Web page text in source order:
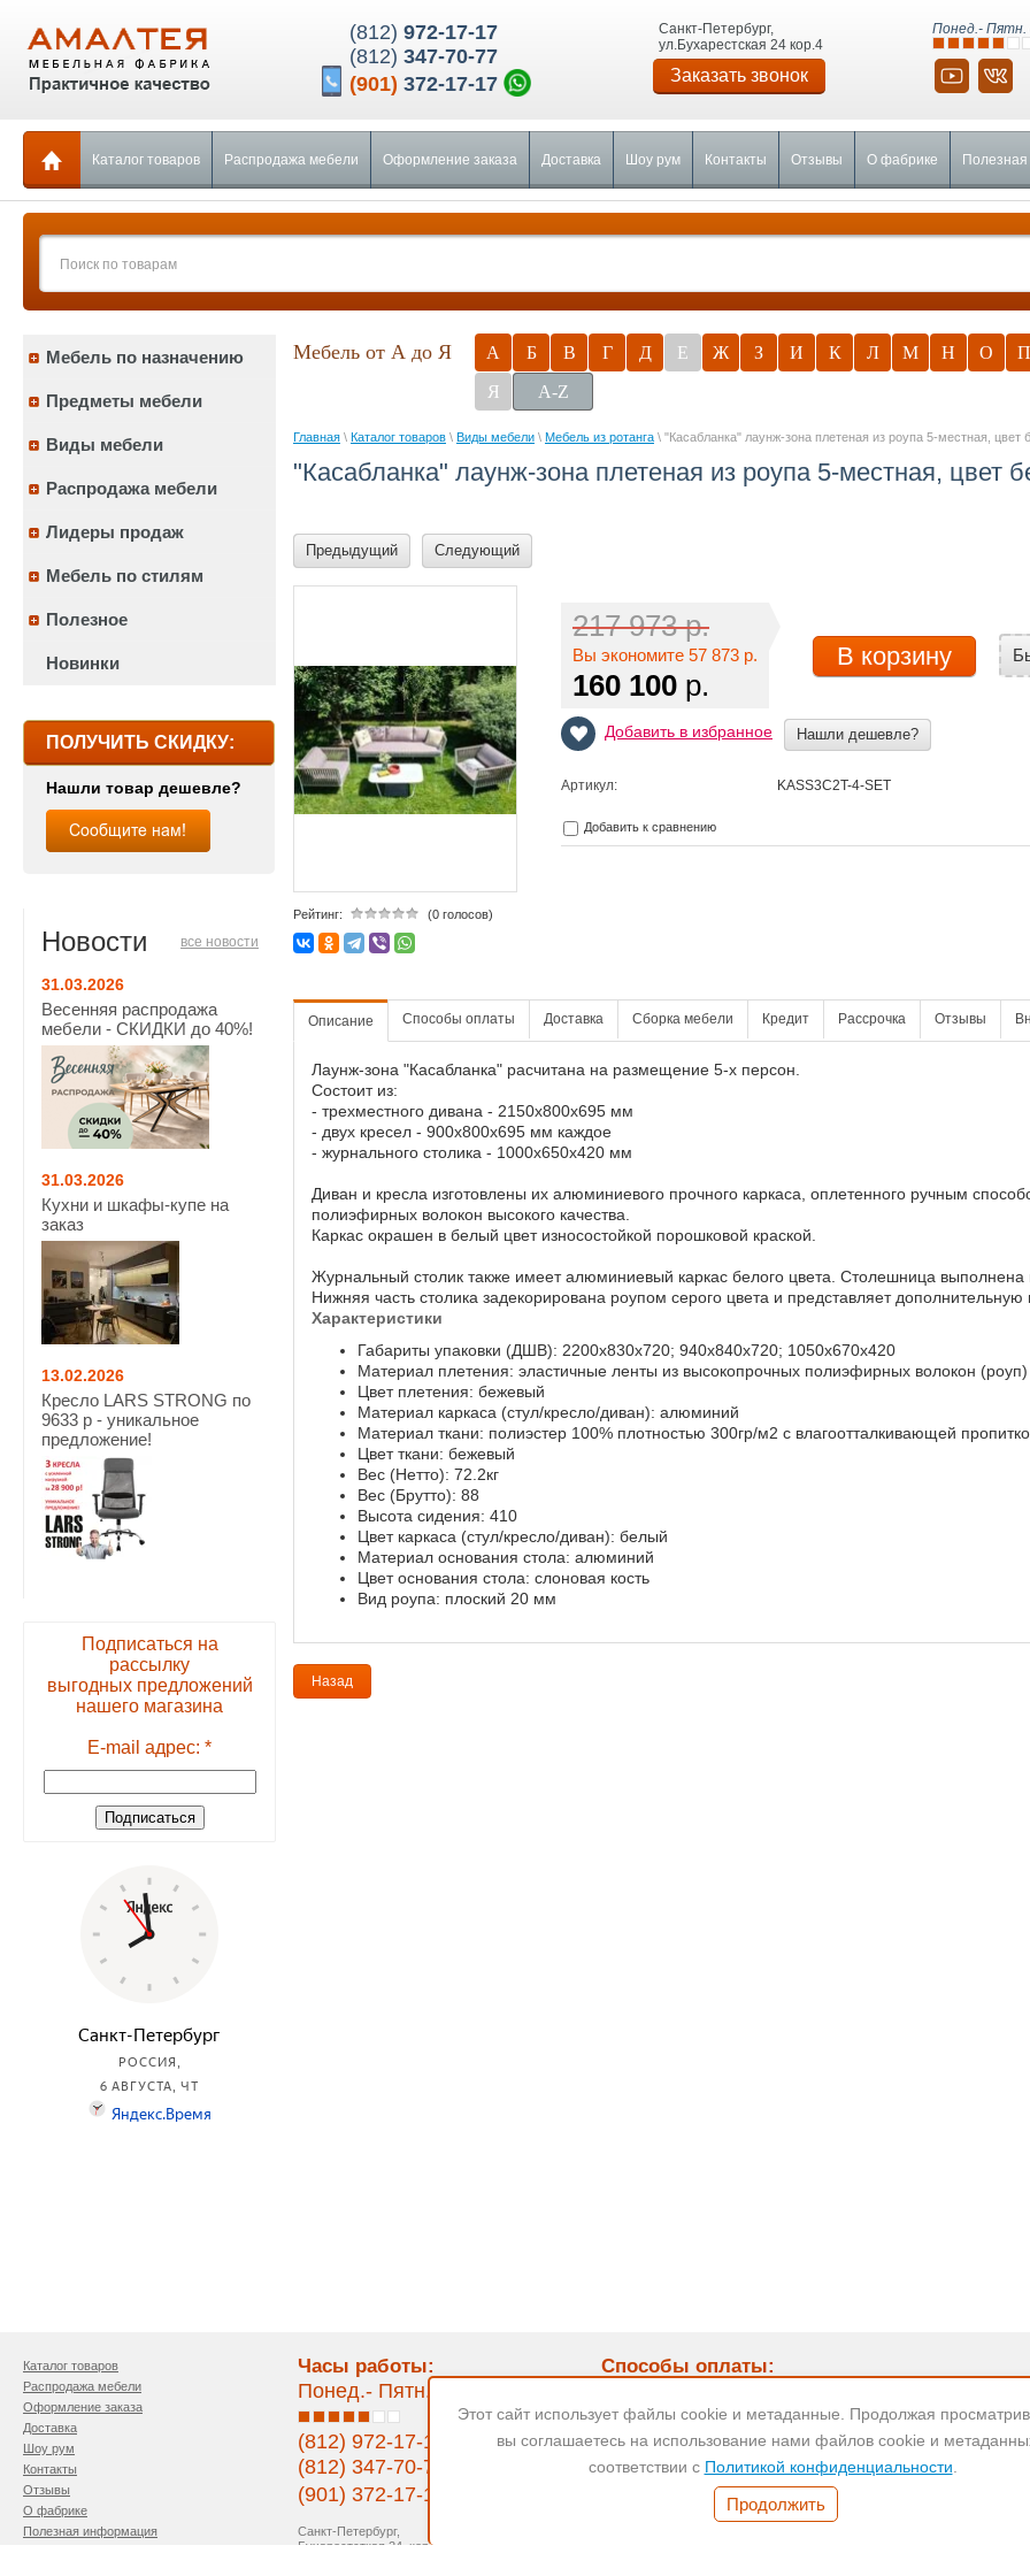
(812) 972-17-17
(812) 347-70-77
(901) 372-17-17
Санкт-Петербург,
ул.Бухарестская 24 кор.4
Заказать звонок
Понед.- Пятн.
Каталог товаров Распродажа мебели Оформление заказа Доставка Шоу рум Контакты Отзывы О фабрике
Мебель по назначению
Предметы мебели
Виды мебели
Распродажа мебели
Лидеры продаж
Мебель по стилям
Полезное
Новинки
ПОЛУЧИТЬ СКИДКУ:
Нашли товар дешевле?
Новости все новости
31.03.2026
Весенняя распродажа
мебели - СКИДКИ до 40%!
31.03.2026
Кухни и шкафы-купе на
заказ
13.02.2026
Кресло LARS STRONG по
9633 р - уникальное
предложение!
Подписаться на
рассылку
выгодных предложений
нашего магазина
E-mail адрес: *
Мебель от А до Я А Б В Г Д Е Ж З И К Л М Н О П
Я
A-Z
Главная \ Каталог товаров \ Виды мебели \ Мебель из ротанга \ "Касабланка" лаунж-зона плетеная из роупа 5-местная, цвет
"Касабланка" лаунж-зона плетеная из роупа 5-местная, цвет
Предыдущий Следующий
Рейтинг: (0 голосов)
217 973 р.
Вы экономите 57 873 р.
160 100 р.
В корзину
Добавить в избранное Нашли дешевле?
Артикул: KASS3C2T-4-SET
Добавить к сравнению
Описание Способы оплаты Доставка Сборка мебели Кредит Рассрочка Отзывы
Лаунж-зона "Касабланка" расчитана на размещение 5-х персон.
Состоит из:
- трехместного дивана - 2150x800x695 мм
- двух кресел - 900x800x695 мм каждое
- журнального столика - 1000x650x420 мм
Диван и кресла изготовлены их алюминиевого прочного каркаса, оплетенного ручным
полиэфирных волокон высокого качества.
Каркас окрашен в белый цвет износостойкой порошковой краской.
Журнальный столик также имеет алюминиевый каркас белого цвета. Столешница выполнена
Нижняя часть столика задекорирована роупом серого цвета и представляет
Характеристики
Габариты упаковки (ДШВ): 2200x830x720; 940x840x720; 1050x670x420
Материал плетения: эластичные ленты из высокопрочных полиэфирных волокон (роуп)
Цвет плетения: бежевый
Материал каркаса (стул/кресло/диван): алюминий
Материал ткани: полиэстер 100% плотностью 300гр/м2 с влагоотталкивающей
Цвет ткани: бежевый
Вес (Нетто): 72.2кг
Вес (Брутто): 88
Высота сидения: 410
Цвет каркаса (стул/кресло/диван): белый
Материал основания стола: алюминий
Цвет основания стола: слоновая кость
Вид роупа: плоский 20 мм
Назад
Каталог товаров
Распродажа мебели
Оформление заказа
Доставка
Шоу рум
Контакты
Отзывы
О фабрике
Полезная информация
Часы работы:
Понед.- Пятн. 11:00-19:00
(812) 972-17-17
(812) 347-70-77
(901) 372-17-17
Санкт-Петербург,
Бухарестсткая 24, кор.4
Способы оплаты:
Банковский
перевод
Безнал для
юр.лиц
Этот сайт использует файлы cookie и метаданные. Продолжая
вы соглашаетесь на использование нами файлов cookie и
соответствии с Политикой конфиденциальности
Продолжить